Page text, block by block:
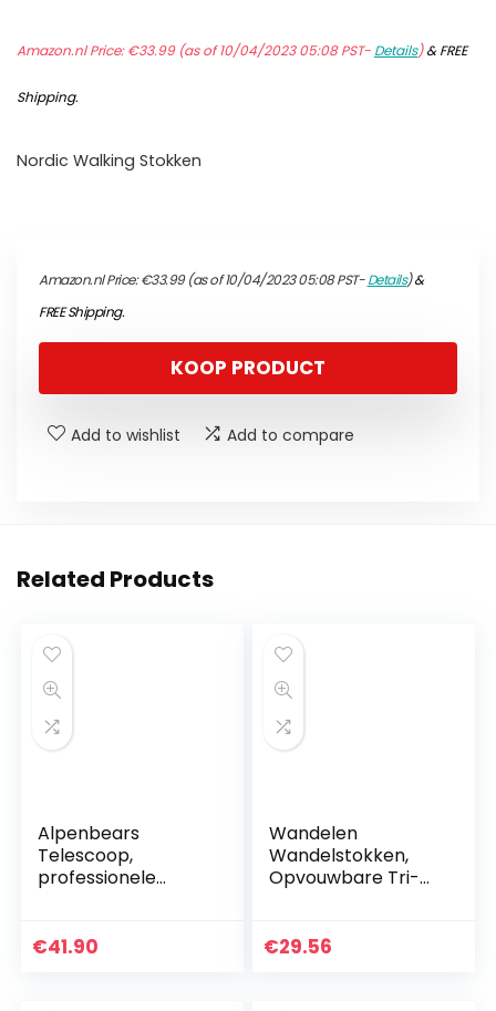
Amazon.nl Price:€33.99(as of 10/04/2023 05:08 PST- Details)&FREE
Shipping.
Nordic Walking Stokken
Amazon.nl Price:€33.99(as of 10/04/2023 05:08 PST-Details)&
FREE Shipping.
KOOP PRODUCT
Add to wishlist Add to compare
Related Products
Alpenbears
Telescoop,
professionele
verstelbaar tot 135
€41.90
Wandelen
Wandelstokken,
Opvouwbare Tri-
elstokken –
€29.56